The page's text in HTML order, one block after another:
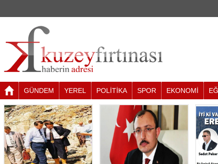
GÜNDEM YEREL POLİTİKA SPOR EKONOMİ